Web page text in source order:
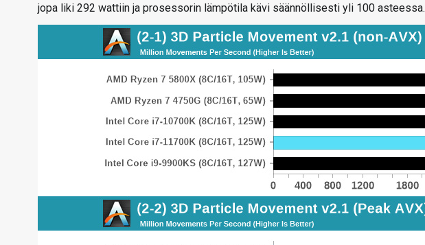
jopa liki 292 wattiin ja prosessorin lämpötila kävi säännöllisesti yli 100 asteessa.